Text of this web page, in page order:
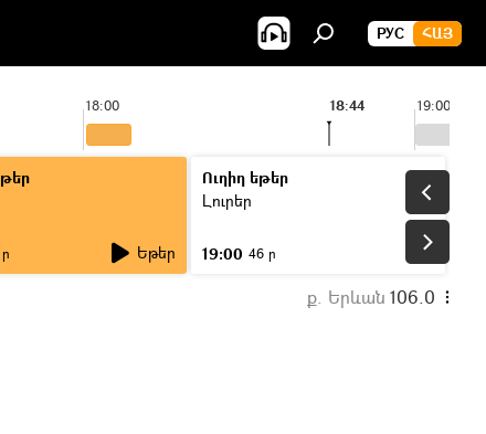
РУС ՀԱՅ
18:00 19:00
18:44
Եթեր
Ուղիղ եթեր
Լուրեր
19:00 46 ր
ք. Երևան 106.0